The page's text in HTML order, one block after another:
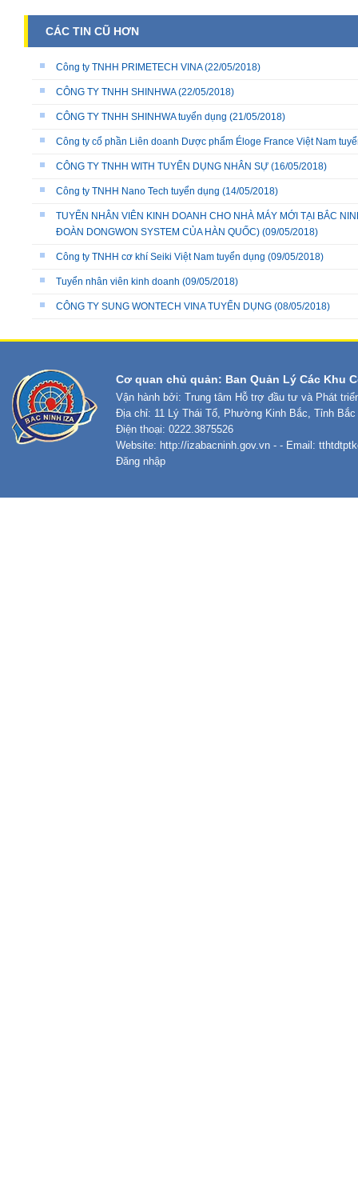
CÁC TIN CŨ HƠN
Công ty TNHH PRIMETECH VINA(22/05/2018)
CÔNG TY TNHH SHINHWA(22/05/2018)
CÔNG TY TNHH SHINHWA tuyển dụng (21/05/2018)
Công ty cổ phần Liên doanh Dược phẩm Éloge France Việt Nam
CÔNG TY TNHH WITH TUYỂN DỤNG NHÂN SỰ (16/05/2018)
Công ty TNHH Nano Tech tuyển dụng (14/05/2018)
TUYỂN NHÂN VIÊN KINH DOANH CHO NHÀ MÁY MỚI TẠI BẮC
ĐOÀN DONGWON SYSTEM CỦA HÀN QUỐC) (09/05/2018)
Công ty TNHH cơ khí Seiki Việt Nam tuyển dụng (09/05/2018)
Tuyển nhân viên kinh doanh (09/05/2018)
CÔNG TY SUNG WONTECH VINA TUYỂN DỤNG (08/05/2018)
Cơ quan chủ quản: Ban Quản Lý Các Khu
Vận hành bởi: Trung tâm Hỗ trợ đầu tư và Phát
Địa chỉ: 11 Lý Thái Tổ, Phường Kinh Bắc, Tỉnh Bắc
Điện thoại: 0222.3875526
Website: http://izabacninh.gov.vn - - Email:
Đăng nhập